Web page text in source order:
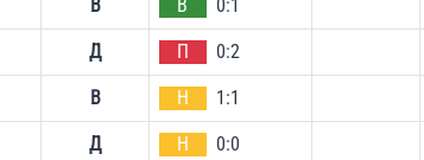
В В 0:1
Д П 0:2
В Н 1:1
Д Н 0:0